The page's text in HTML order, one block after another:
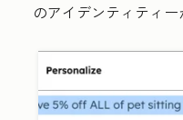
のアイデンティティー